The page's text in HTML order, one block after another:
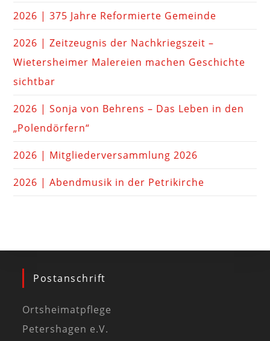
2026 | 375 Jahre Reformierte Gemeinde
2026 | Zeitzeugnis der Nachkriegszeit –
Wietersheimer Malereien machen Geschichte
sichtbar
2026 | Sonja von Behrens – Das Leben in den
„Polendörfern“
2026 | Mitgliederversammlung 2026
2026 | Abendmusik in der Petrikirche
Postanschrift
Ortsheimatpflege
Petershagen e.V.